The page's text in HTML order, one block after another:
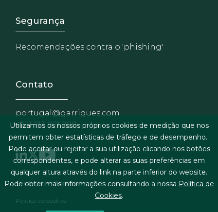
Footer - Extranet y
Segurança
Recomendações contra o 'phishing'
Contato
portugal@garrigues.com
+351 213 821 200
Menu de rodapé
Termos legais & condições gerais
Política de cookies
Utilizamos os nossos próprios cookies de medição que nos
permitem obter estatísticas de tráfego e de desempenho.
Pode aceitar ou rejeitar a sua utilização clicando nos botões
correspondentes, e pode alterar as suas preferências em
qualquer altura através do link na parte inferior do website.
Pode obter mais informações consultando a nossa Política de
Cookies.